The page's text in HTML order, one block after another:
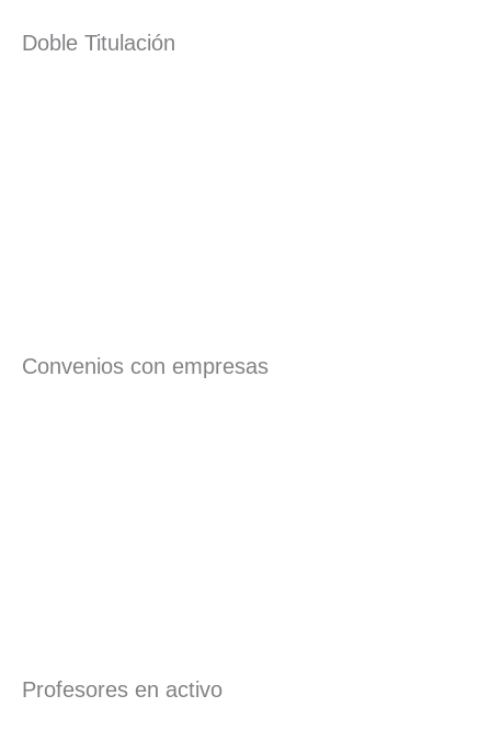
Doble Titulación
Convenios con empresas
Profesores en activo